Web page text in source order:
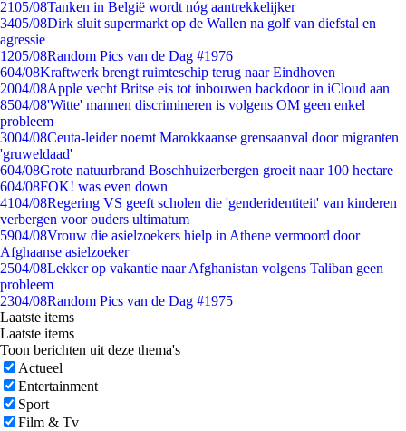
2105/08Tanken in België wordt nóg aantrekkelijker
3405/08Dirk sluit supermarkt op de Wallen na golf van diefstal en
agressie
1205/08Random Pics van de Dag #1976
604/08Kraftwerk brengt ruimteschip terug naar Eindhoven
2004/08Apple vecht Britse eis tot inbouwen backdoor in iCloud aan
8504/08'Witte' mannen discrimineren is volgens OM geen enkel
probleem
3004/08Ceuta-leider noemt Marokkaanse grensaanval door migranten
'gruweldaad'
604/08Grote natuurbrand Boschhuizerbergen groeit naar 100 hectare
604/08FOK! was even down
4104/08Regering VS geeft scholen die 'genderidentiteit' van kinderen
verbergen voor ouders ultimatum
5904/08Vrouw die asielzoekers hielp in Athene vermoord door
Afghaanse asielzoeker
2504/08Lekker op vakantie naar Afghanistan volgens Taliban geen
probleem
2304/08Random Pics van de Dag #1975
Laatste items
Laatste items
Toon berichten uit deze thema's
Actueel
Entertainment
Sport
Film & Tv